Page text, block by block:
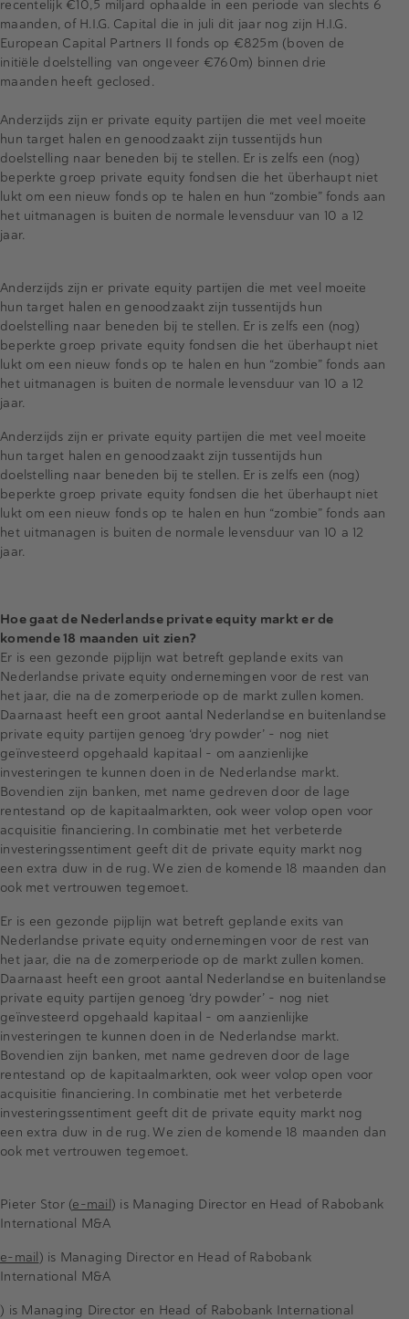
recentelijk €10,5 miljard ophaalde in een periode van slechts 6
maanden, of H.I.G. Capital die in juli dit jaar nog zijn H.I.G.
European Capital Partners II fonds op €825m (boven de
initiële doelstelling van ongeveer €760m) binnen drie
maanden heeft geclosed.
Anderzijds zijn er private equity partijen die met veel moeite
hun target halen en genoodzaakt zijn tussentijds hun
doelstelling naar beneden bij te stellen. Er is zelfs een (nog)
beperkte groep private equity fondsen die het überhaupt niet
lukt om een nieuw fonds op te halen en hun “zombie” fonds aan
het uitmanagen is buiten de normale levensduur van 10 a 12
jaar.
Anderzijds zijn er private equity partijen die met veel moeite
hun target halen en genoodzaakt zijn tussentijds hun
doelstelling naar beneden bij te stellen. Er is zelfs een (nog)
beperkte groep private equity fondsen die het überhaupt niet
lukt om een nieuw fonds op te halen en hun “zombie” fonds aan
het uitmanagen is buiten de normale levensduur van 10 a 12
jaar.
Anderzijds zijn er private equity partijen die met veel moeite
hun target halen en genoodzaakt zijn tussentijds hun
doelstelling naar beneden bij te stellen. Er is zelfs een (nog)
beperkte groep private equity fondsen die het überhaupt niet
lukt om een nieuw fonds op te halen en hun “zombie” fonds aan
het uitmanagen is buiten de normale levensduur van 10 a 12
jaar.
Hoe gaat de Nederlandse private equity markt er de
komende 18 maanden uit zien?
Er is een gezonde pijplijn wat betreft geplande exits van
Nederlandse private equity ondernemingen voor de rest van
het jaar, die na de zomerperiode op de markt zullen komen.
Daarnaast heeft een groot aantal Nederlandse en buitenlandse
private equity partijen genoeg ‘dry powder’ – nog niet
geïnvesteerd opgehaald kapitaal – om aanzienlijke
investeringen te kunnen doen in de Nederlandse markt.
Bovendien zijn banken, met name gedreven door de lage
rentestand op de kapitaalmarkten, ook weer volop open voor
acquisitie financiering. In combinatie met het verbeterde
investeringssentiment geeft dit de private equity markt nog
een extra duw in de rug. We zien de komende 18 maanden dan
ook met vertrouwen tegemoet.
Er is een gezonde pijplijn wat betreft geplande exits van
Nederlandse private equity ondernemingen voor de rest van
het jaar, die na de zomerperiode op de markt zullen komen.
Daarnaast heeft een groot aantal Nederlandse en buitenlandse
private equity partijen genoeg ‘dry powder’ – nog niet
geïnvesteerd opgehaald kapitaal – om aanzienlijke
investeringen te kunnen doen in de Nederlandse markt.
Bovendien zijn banken, met name gedreven door de lage
rentestand op de kapitaalmarkten, ook weer volop open voor
acquisitie financiering. In combinatie met het verbeterde
investeringssentiment geeft dit de private equity markt nog
een extra duw in de rug. We zien de komende 18 maanden dan
ook met vertrouwen tegemoet.
Pieter Stor (e-mail) is Managing Director en Head of Rabobank
International M&A
e-mail) is Managing Director en Head of Rabobank
International M&A
) is Managing Director en Head of Rabobank International